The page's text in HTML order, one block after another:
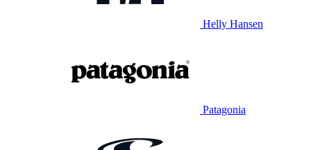
Helly Hansen
Patagonia